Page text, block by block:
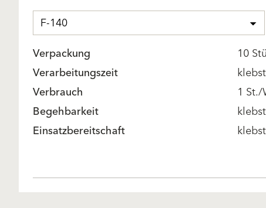
F-140
Verpackung
10
Verarbeitungszeit
Verbrauch
1
Begehbarkeit
Einsatzbereitschaft